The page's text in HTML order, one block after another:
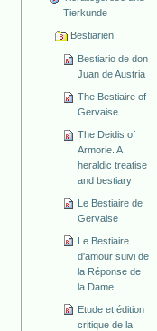
Tierkunde
Bestiarien
Bestiario de don
Juan de Austria
The Bestiaire of
Gervaise
The Deidis of
Armorie. A
heraldic treatise
and bestiary
Le Bestiaire de
Gervaise
Le Bestiaire
d'amour suivi de
la Réponse de
la Dame
Etude et édition
critique de la